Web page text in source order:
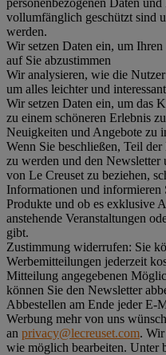
personenbezogenen Daten
vollumfänglich geschützt sind
werden.
Wir setzen Daten ein, um
auf Sie abzustimmen
Wir analysieren, wie die
um alles leichter und
Wir setzen Daten ein, um das
zu einem schöneren Erlebnis
Neuigkeiten und Angebote zu
Wenn Sie beschließen, Teil
zu werden und den
von Le Creuset zu beziehen,
Informationen und informieren
Produkte und ob es exklusive
anstehende Veranstaltungen
gibt.
Zustimmung widerrufen: Sie
Werbemitteilungen jederzeit
Mitteilung angegebenen
können Sie den Newsletter
Abbestellen am Ende jeder E-
Werbung mehr von uns
an privacy@lecreuset.com.
wie möglich bearbeiten. Unter